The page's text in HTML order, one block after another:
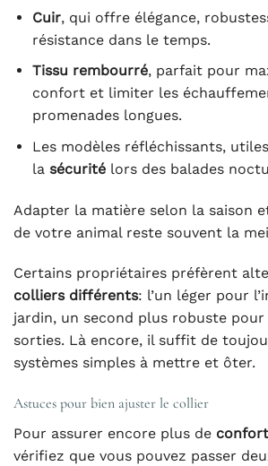
Cuir, qui offre élégance,
résistance dans le temps.
Tissu rembourré, parfait pour
confort et limiter les
promenades longues.
Les modèles réfléchissants,
la sécuritélors des balades
Adapter la matière selon la saison
de votre animal reste souvent la
Certains propriétaires préfèrent
colliers différents: l’un léger pour
jardin, un second plus robuste pour
sorties. Là encore, il suffit de
systèmes simples à mettre et ôter.
Astuces pour bien ajuster le collier
Pour assurer encore plus de confort
vérifiez que vous pouvez passer